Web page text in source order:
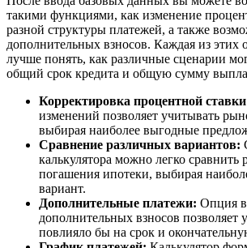
такими функциями, как изменение
разной структуры платежей, а также
дополнительных взносов. Каждая из этих
лучше понять, как различные сценарии
общий срок кредита и общую сумму
Корректировка процентной
изменений позволяет учитывать
выбирая наиболее выгодные
Сравнение различных вариантов:
калькулятора можно легко сравнить
погашения ипотеки, выбирая
вариант.
Дополнительные платежи: Опция
дополнительных взносов позволяет
повлияло бы на срок и